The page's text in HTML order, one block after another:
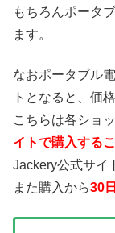
もちろんポータ
ます。
なおポータブル
トとなると、価
こちらは各ショ
イトで購入する
Jackery公式サイ
また購入から30